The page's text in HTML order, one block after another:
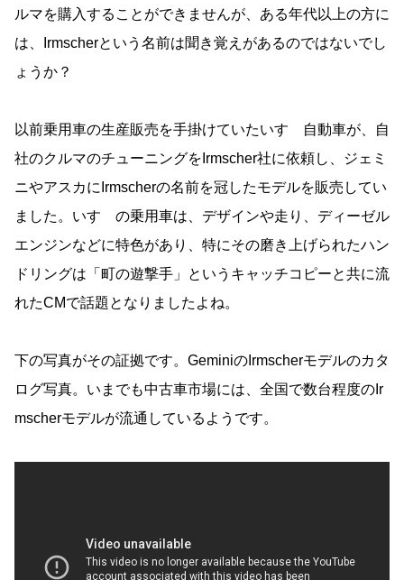
ルマを購入することができませんが、ある年代以上の方に
は、Irmscherという名前は聞き覚えがあるのではないでし
ょうか？
以前乗用車の生産販売を手掛けていたいすゞ自動車が、自
社のクルマのチューニングをIrmscher社に依頼し、ジェミ
ニやアスカにIrmscherの名前を冠したモデルを販売してい
ました。いすゞの乗用車は、デザインや走り、ディーゼル
エンジンなどに特色があり、特にその磨き上げられたハン
ドリングは「町の遊撃手」というキャッチコピーと共に流
れたCMで話題となりましたよね。
下の写真がその証拠です。GeminiのIrmscherモデルのカタ
ログ写真。いまでも中古車市場には、全国で数台程度のIr
mscherモデルが流通しているようです。